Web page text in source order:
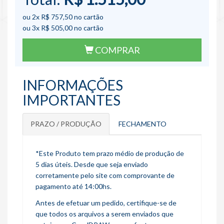
ou 2x R$ 757,50no cartão
ou 3x R$ 505,00no cartão
COMPRAR
INFORMAÇÕES
IMPORTANTES
PRAZO / PRODUÇÃO FECHAMENTO
*Este Produto tem prazo médio de produção de
5 dias úteis. Desde que seja enviado
corretamente pelo site com comprovante de
pagamento até 14:00hs.
Antes de efetuar um pedido, certifique-se de
que todos os arquivos a serem enviados que